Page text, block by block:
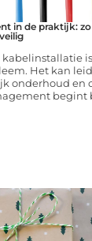
in de praktijk:
Het kan
onderhoud en
begint